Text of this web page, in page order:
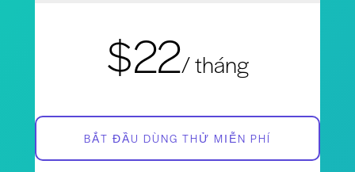
$22/ tháng
BẮT ĐẦU DÙNG THỬ MIỄN PHÍ